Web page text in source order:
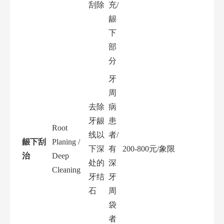
刮除 充/
龈
下
部
分
龈下刮
治
Root
Planing /
Deep
Cleaning
去除
牙龈
线以
下深
处的
牙结
石
牙
周
病
患
者/
有
深
牙
周
袋
者
200-800元/象限